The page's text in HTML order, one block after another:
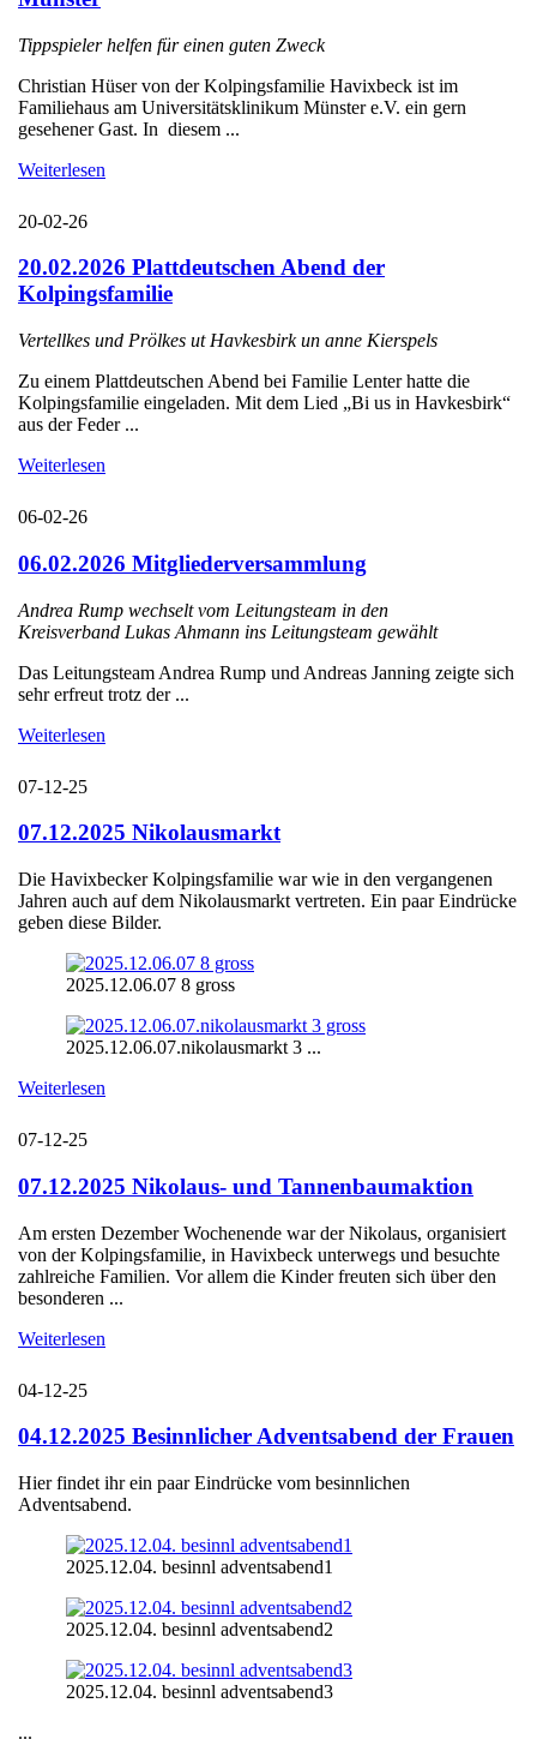
Tippspieler helfen für einen guten Zweck
Christian Hüser von der Kolpingsfamilie Havixbeck ist im
Familiehaus am Universitätsklinikum Münster e.V. ein gern
gesehener Gast. In diesem ...
Weiterlesen
20-02-26
20.02.2026 Plattdeutschen Abend der
Kolpingsfamilie
Vertellkes und Prölkes ut Havkesbirk un anne Kierspels
Zu einem Plattdeutschen Abend bei Familie Lenter hatte die
Kolpingsfamilie eingeladen. Mit dem Lied „Bi us in Havkesbirk“
aus der Feder ...
Weiterlesen
06-02-26
06.02.2026 Mitgliederversammlung
Andrea Rump wechselt vom Leitungsteam in den
Kreisverband Lukas Ahmann ins Leitungsteam gewählt
Das Leitungsteam Andrea Rump und Andreas Janning zeigte sich
sehr erfreut trotz der ...
Weiterlesen
07-12-25
07.12.2025 Nikolausmarkt
Die Havixbecker Kolpingsfamilie war wie in den vergangenen
Jahren auch auf dem Nikolausmarkt vertreten. Ein paar Eindrücke
geben diese Bilder.
2025.12.06.07 8 gross
2025.12.06.07.nikolausmarkt 3 ...
Weiterlesen
07-12-25
07.12.2025 Nikolaus- und Tannenbaumaktion
Am ersten Dezember Wochenende war der Nikolaus, organisiert
von der Kolpingsfamilie, in Havixbeck unterwegs und besuchte
zahlreiche Familien. Vor allem die Kinder freuten sich über den
besonderen ...
Weiterlesen
04-12-25
04.12.2025 Besinnlicher Adventsabend der Frauen
Hier findet ihr ein paar Eindrücke vom besinnlichen
Adventsabend.
2025.12.04. besinnl adventsabend1
2025.12.04. besinnl adventsabend2
2025.12.04. besinnl adventsabend3
...